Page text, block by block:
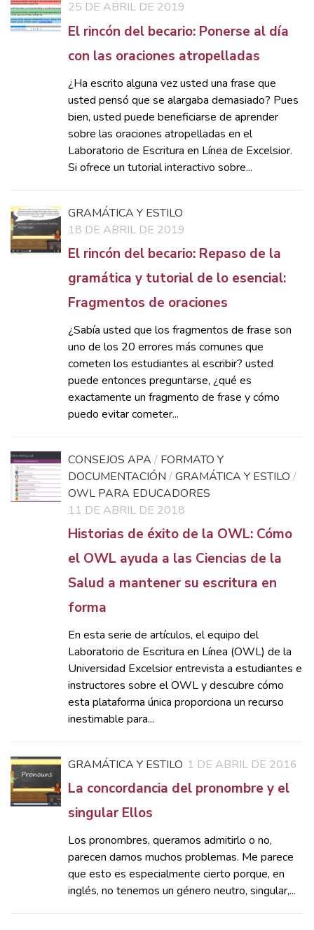
25 DE ABRIL DE 2019
El rincón del becario: Ponerse al día
con las oraciones atropelladas
¿Ha escrito alguna vez usted una frase que
usted pensó que se alargaba demasiado? Pues
bien, usted puede beneficiarse de aprender
sobre las oraciones atropelladas en el
Laboratorio de Escritura en Línea de Excelsior.
Si ofrece un tutorial interactivo sobre...
GRAMÁTICA Y ESTILO
18 DE ABRIL DE 2019
El rincón del becario: Repaso de la
gramática y tutorial de lo esencial:
Fragmentos de oraciones
¿Sabía usted que los fragmentos de frase son
uno de los 20 errores más comunes que
cometen los estudiantes al escribir? usted
puede entonces preguntarse, ¿qué es
exactamente un fragmento de frase y cómo
puedo evitar cometer...
CONSEJOS APA / FORMATO Y
DOCUMENTACIÓN /GRAMÁTICA Y ESTILO /
OWL PARA EDUCADORES
11 DE ABRIL DE 2018
Historias de éxito de la OWL: Cómo
el OWL ayuda a las Ciencias de la
Salud a mantener su escritura en
forma
En esta serie de artículos, el equipo del
Laboratorio de Escritura en Línea (OWL) de la
Universidad Excelsior entrevista a estudiantes e
instructores sobre el OWL y descubre cómo
esta plataforma única proporciona un recurso
inestimable para...
GRAMÁTICA Y ESTILO 1 DE ABRIL DE 2016
La concordancia del pronombre y el
singular Ellos
Los pronombres, queramos admitirlo o no,
parecen darnos muchos problemas. Me parece
que esto es especialmente cierto porque, en
inglés, no tenemos un género neutro, singular,...